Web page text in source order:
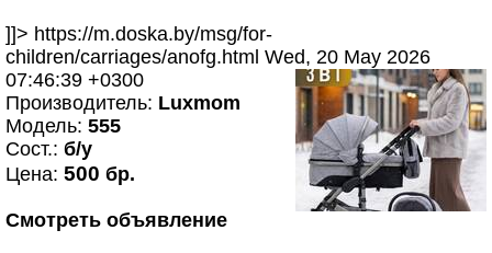
]]> https://m.doska.by/msg/for-
children/carriages/anofg.html Wed, 20 May 2026
07:46:39 +0300
Производитель: Luxmom
Модель: 555
Сост.: б/у
Цена: 500 бр.
Смотреть объявление